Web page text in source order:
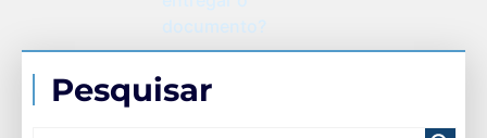
documento?
Pesquisar